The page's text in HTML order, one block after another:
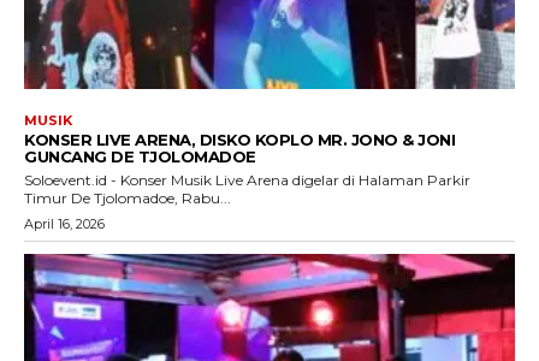
MUSIK
KONSER LIVE ARENA, DISKO KOPLO MR. JONO & JONI
GUNCANG DE TJOLOMADOE
Soloevent.id - Konser Musik Live Arena digelar di Halaman Parkir
Timur De Tjolomadoe, Rabu...
April 16, 2026